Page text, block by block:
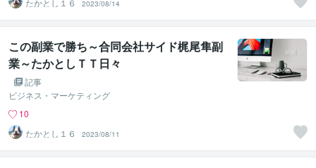
たかとし１６
2023/08/14
この副業で勝ち～合同会社サイド梶尾隼副
業～たかとしＴＴ日々
記事
ビジネス・マーケティング
10
たかとし１６
2023/08/11